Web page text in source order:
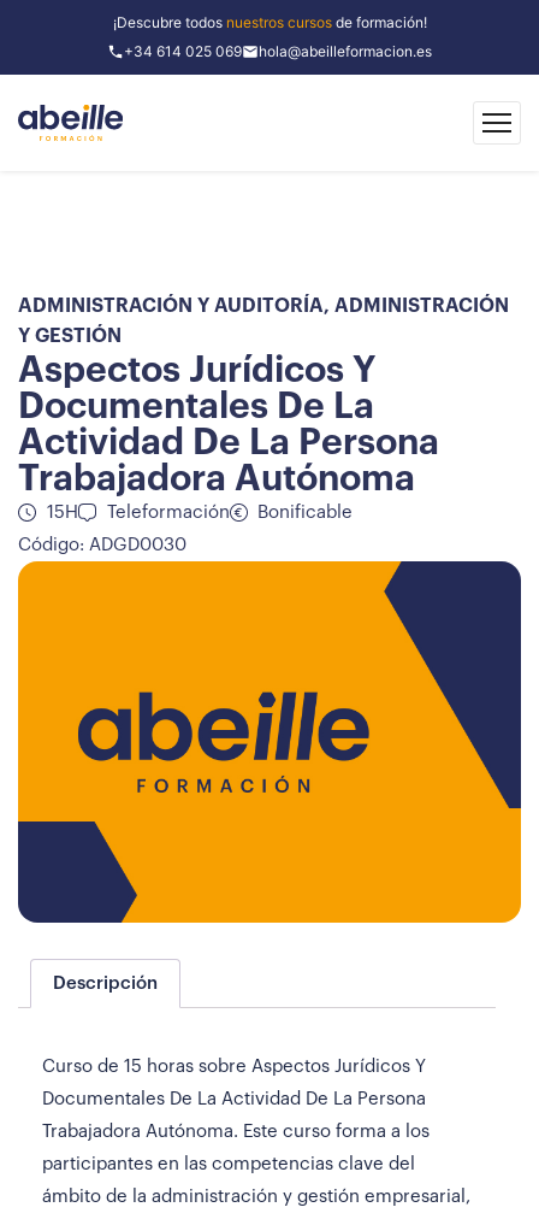
¡Descubre todos nuestros cursosde formación!
+34 614 025 069
hola@abeilleformacion.es
ADMINISTRACIÓN Y AUDITORÍA, ADMINISTRACIÓN
Y GESTIÓN
Aspectos Jurídicos Y
Documentales De La
Actividad De La Persona
Trabajadora Autónoma
15H Teleformación
Bonificable
Código: ADGD0030
Descripción
Curso de 15 horas sobre Aspectos Jurídicos Y
Documentales De La Actividad De La Persona
Trabajadora Autónoma. Este curso forma a los
participantes en las competencias clave del
ámbito de la administración y gestión empresarial,